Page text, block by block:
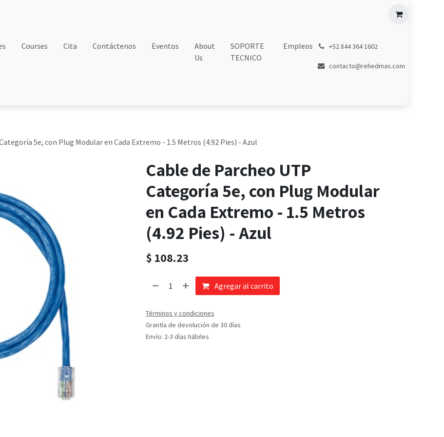
Courses Cita Contáctenos Eventos
About
Us
SOPORTE
TECNICO
Empleos +52 844 364 1602
contacto@rehedmas.com
5e, con Plug Modular en Cada Extremo - 1.5 Metros (4.92 Pies) - Azul
Cable de Parcheo UTP
Categoría 5e, con Plug Modular
en Cada Extremo - 1.5 Metros
(4.92 Pies) - Azul
$ 108.23
Agregar al carrito
Términos y condiciones
Grantía de devolución de 30 días
Envío: 2-3 días hábiles